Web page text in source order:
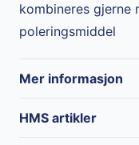
kombineres gjerne
poleringsmiddel
Mer informasjon
Merke
HMS artikler